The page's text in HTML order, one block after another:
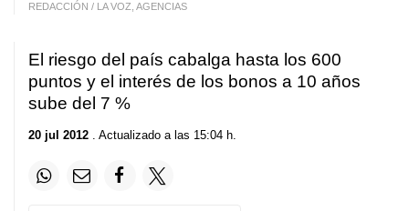
REDACCIÓN / LA VOZ, AGENCIAS
El riesgo del país cabalga hasta los 600
puntos y el interés de los bonos a 10 años
sube del 7 %
20 jul 2012 . Actualizado a las 15:04 h.